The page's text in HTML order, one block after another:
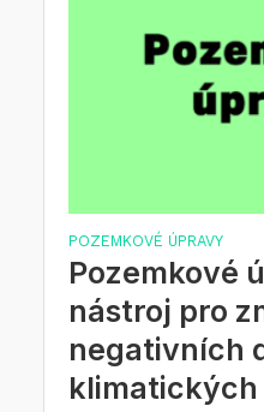
POZEMKOVÉ ÚPRAVY
Pozemkové
nástroj pro
negativních
klimatických